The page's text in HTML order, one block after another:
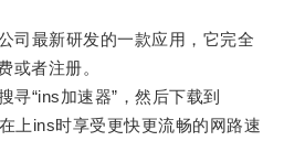
最新研发的一款应用，它完全
或者注册。
“ins加速器”，然后下载到
上ins时享受更快更流畅的网路速